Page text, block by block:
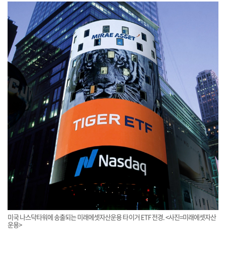
미국 나스닥타워에 송출되는 미래에셋자산운용 타이거 ETF 전경. <사진=미래에셋자산
운용>